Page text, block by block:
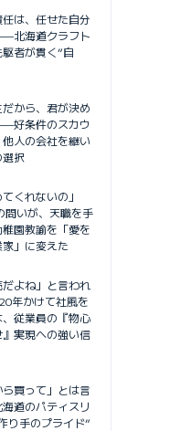
任は、任せた自分
北海道クラフト
者が貫く”自
だから、君が決め
好条件のスカウ
他人の会社を継い
択
てくれないの」
いが、天職を手
園教諭を「愛を
」に変えた
だよね」と言われ
年かけて社風を
従業員の『物心
実現への強い信
ら買って」とは言
道のパティスリ
り手のプライド”